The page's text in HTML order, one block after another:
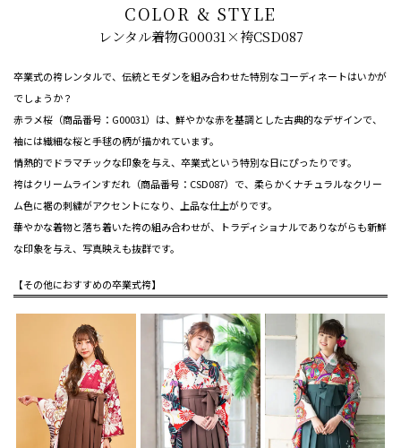
COLOR & STYLE
レンタル着物G00031×袴CSD087
卒業式の袴レンタルで、伝統とモダンを組み合わせた特別なコーディネートはいかが
でしょうか？
赤ラメ桜（商品番号：G00031）は、鮮やかな赤を基調とした古典的なデザインで、
袖には繊細な桜と手毬の柄が描かれています。
情熱的でドラマチックな印象を与え、卒業式という特別な日にぴったりです。
袴はクリームラインすだれ（商品番号：CSD087）で、柔らかくナチュラルなクリー
ム色に裾の刺繍がアクセントになり、上品な仕上がりです。
華やかな着物と落ち着いた袴の組み合わせが、トラディショナルでありながらも新鮮
な印象を与え、写真映えも抜群です。
【その他におすすめの卒業式袴】